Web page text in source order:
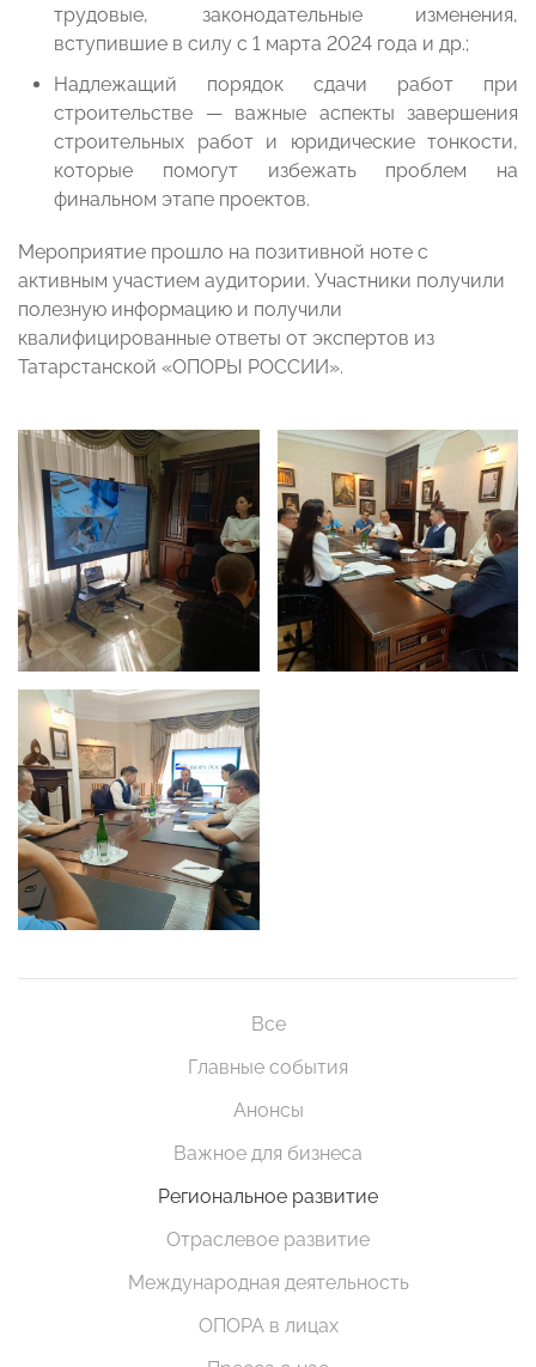
трудовые, законодательные изменения,
вступившие в силу с 1 марта 2024 года и др.;
Надлежащий порядок сдачи работ при
строительстве — важные аспекты завершения
строительных работ и юридические тонкости,
которые помогут избежать проблем на
финальном этапе проектов.
Мероприятие прошло на позитивной ноте с
активным участием аудитории. Участники получили
полезную информацию и получили
квалифицированные ответы от экспертов из
Татарстанской «ОПОРЫ РОССИИ».
Все
Главные события
Анонсы
Важное для бизнеса
Региональное развитие
Отраслевое развитие
Международная деятельность
ОПОРА в лицах